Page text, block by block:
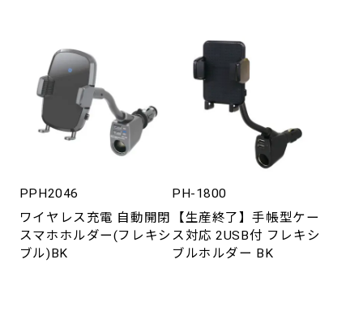
PPH2046
ワイヤレス充電 自動開閉
スマホホルダー(フレキシ
ブル)BK
PH-1800
【生産終了】手帳型ケー
ス対応 2USB付 フレキシ
ブルホルダー BK